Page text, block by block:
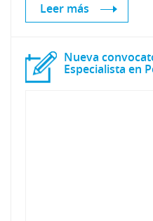
Leer más
Nueva
Especialista en